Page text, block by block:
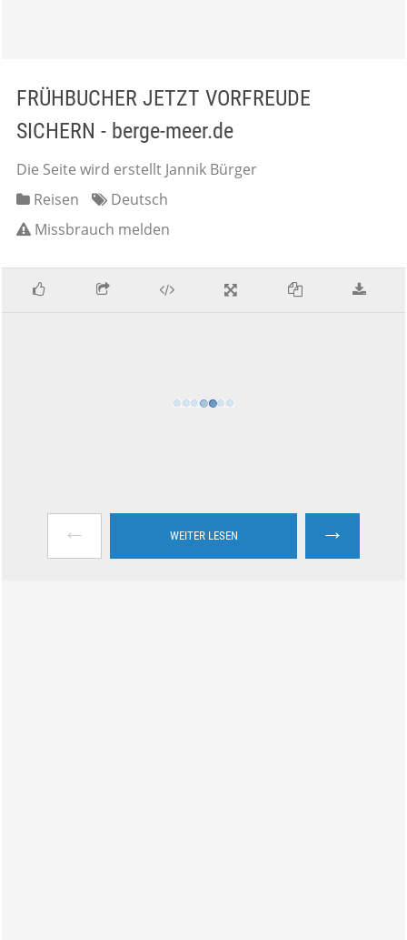
FRÜHBUCHER JETZT VORFREUDE
SICHERN - berge-meer.de
Die Seite wird erstellt Jannik Bürger
Reisen
Deutsch
Missbrauch melden
← WEITER LESEN →